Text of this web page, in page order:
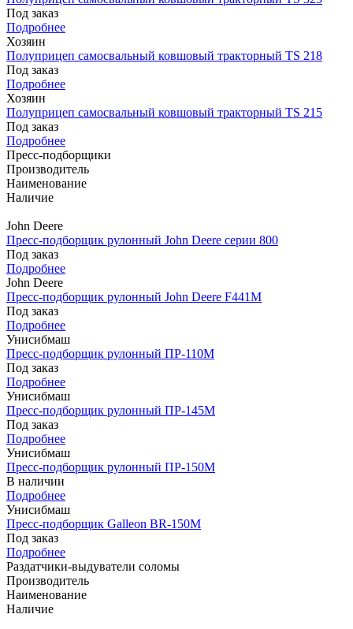
Под заказ
Подробнее
Хозяин
Полуприцеп самосвальный ковшовый тракторный TS 218
Под заказ
Подробнее
Хозяин
Полуприцеп самосвальный ковшовый тракторный TS 215
Под заказ
Подробнее
Пресс-подборщики
Производитель
Наименование
Наличие
John Deere
Пресс-подборщик рулонный John Deere серии 800
Под заказ
Подробнее
John Deere
Пресс-подборщик рулонный John Deere F441M
Под заказ
Подробнее
Унисибмаш
Пресс-подборщик рулонный ПР-110М
Под заказ
Подробнее
Унисибмаш
Пресс-подборщик рулонный ПР-145М
Под заказ
Подробнее
Унисибмаш
Пресс-подборщик рулонный ПР-150М
В наличии
Подробнее
Унисибмаш
Пресс-подборщик Galleon BR-150М
Под заказ
Подробнее
Раздатчики-выдуватели соломы
Производитель
Наименование
Наличие